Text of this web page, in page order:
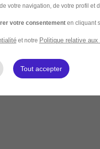
Les niveaux supérieurs
concrète dans les
votre navigation, de votre profil et
votre consentementen cliquant
et notre Politique relative aux
Tout accepter